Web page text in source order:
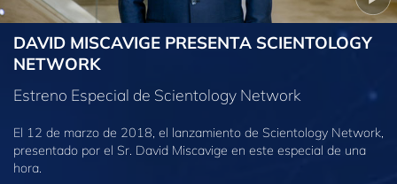
DAVID MISCAVIGE PRESENTA SCIENTOLOGY
NETWORK
Estreno Especial de Scientology Network
El 12 de marzo de 2018, el lanzamiento de Scientology Network,
presentado por el Sr. David Miscavige en este especial de una
hora.